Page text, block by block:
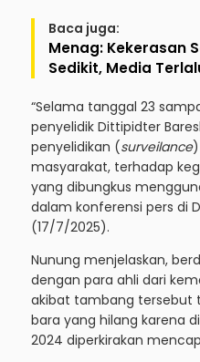
Baca juga:
Menag: Kekerasan
Sedikit, Media
“Selama tanggal 23
penyelidik Dittipidter
penyelidikan (surveilance
masyarakat, terhadap
yang dibungkus
dalam konferensi pers di
(17/7/2025).
Nunung menjelaskan,
dengan para ahli dari
akibat tambang tersebut
bara yang hilang karena
2024 diperkirakan